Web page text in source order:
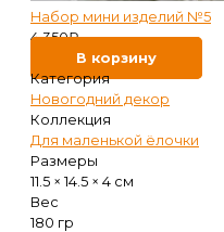
Набор мини изделий №5
4 350₽
В корзину
Категория
Новогодний декор
Коллекция
Для маленькой ёлочки
Размеры
11.5 × 14.5 × 4 см
Вес
180 гр